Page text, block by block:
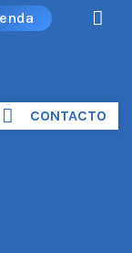
CONTACTO